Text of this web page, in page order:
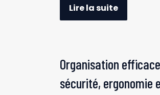
Lire la suite
Organisation
sécurité, ergonomie